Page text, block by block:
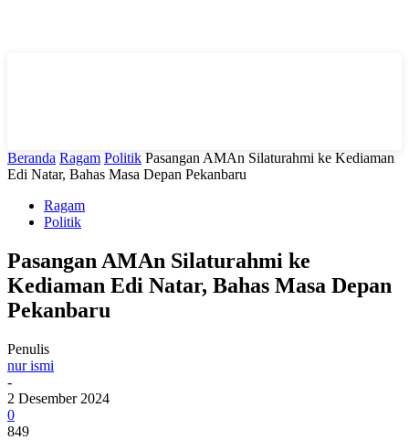
Beranda Ragam Politik Pasangan AMAn Silaturahmi ke Kediaman
Edi Natar, Bahas Masa Depan Pekanbaru
Ragam
Politik
Pasangan AMAn Silaturahmi ke
Kediaman Edi Natar, Bahas Masa Depan
Pekanbaru
Penulis
nur ismi
-
2 Desember 2024
0
849